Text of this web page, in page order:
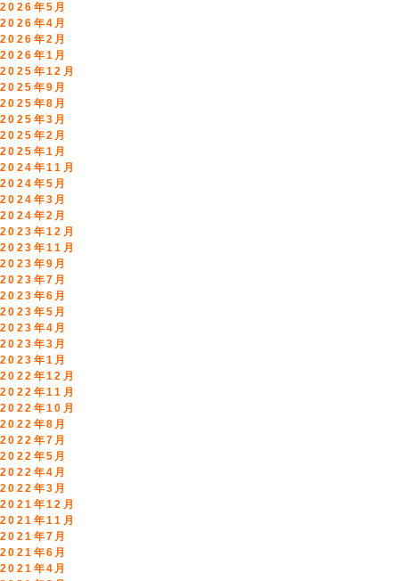
2026年5月
2026年4月
2026年2月
2026年1月
2025年12月
2025年9月
2025年8月
2025年3月
2025年2月
2025年1月
2024年11月
2024年5月
2024年3月
2024年2月
2023年12月
2023年11月
2023年9月
2023年7月
2023年6月
2023年5月
2023年4月
2023年3月
2023年1月
2022年12月
2022年11月
2022年10月
2022年8月
2022年7月
2022年5月
2022年4月
2022年3月
2021年12月
2021年11月
2021年7月
2021年6月
2021年4月